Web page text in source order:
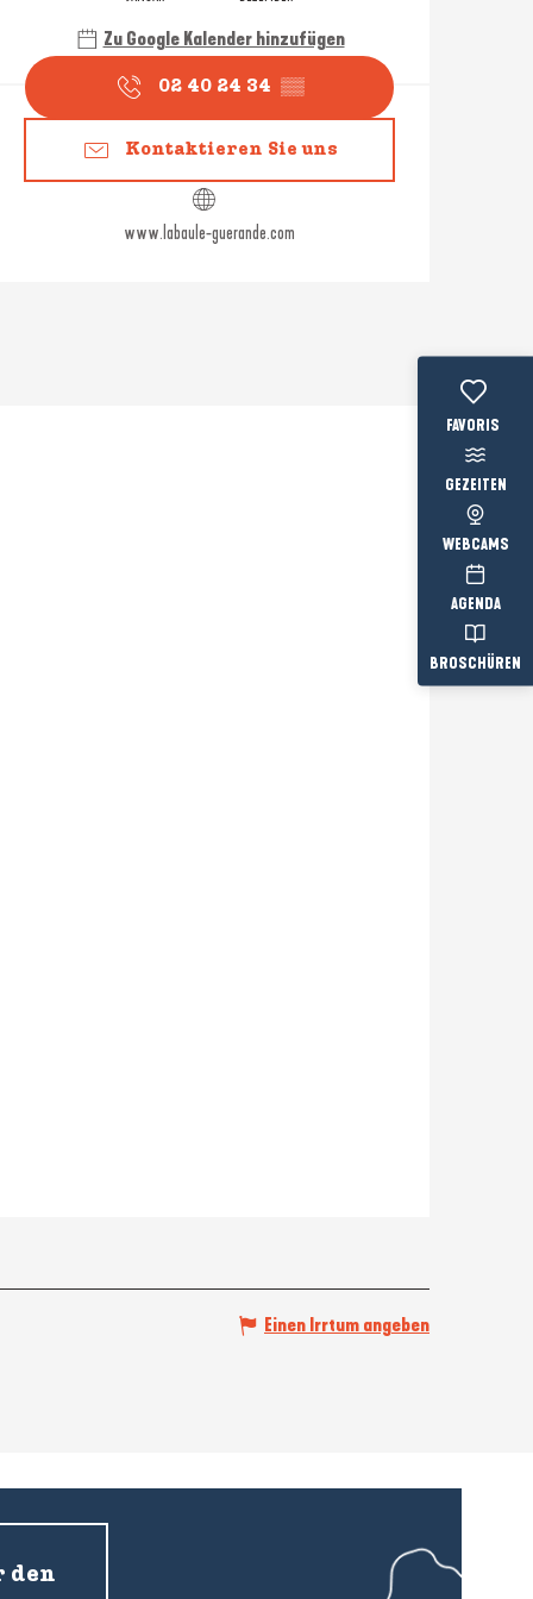
Voir les
GEZEITEN
WEBCAMS
AGENDA
BROSCHÜREN
Zu Google Kalender hinzufügen
02 40 24 34 ▒▒
Kontaktieren Sie uns
www.labaule-guerande.com
Einen Irrtum angeben
den